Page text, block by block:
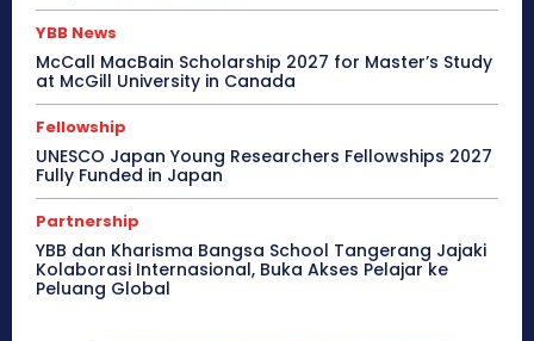
YBB News
McCall MacBain Scholarship 2027 for Master’s Study
at McGill University in Canada
Fellowship
UNESCO Japan Young Researchers Fellowships 2027
Fully Funded in Japan
Partnership
YBB dan Kharisma Bangsa School Tangerang Jajaki
Kolaborasi Internasional, Buka Akses Pelajar ke
Peluang Global